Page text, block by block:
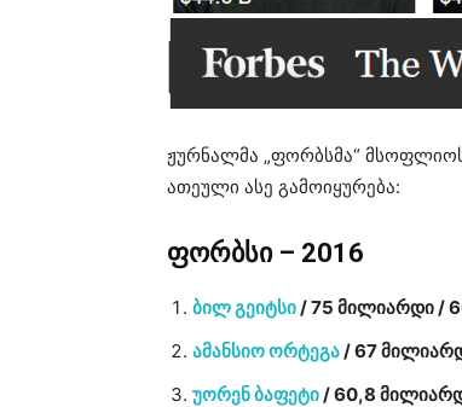
ჟურნალმა „ფორბსმა“
ათეული ასე გამოიყურება:
ფორბსი – 2016
ბილ გეიტსი / 75 მილიარდი /
ამანსიო ორტეგა / 67
უორენ ბაფეტი / 60,8